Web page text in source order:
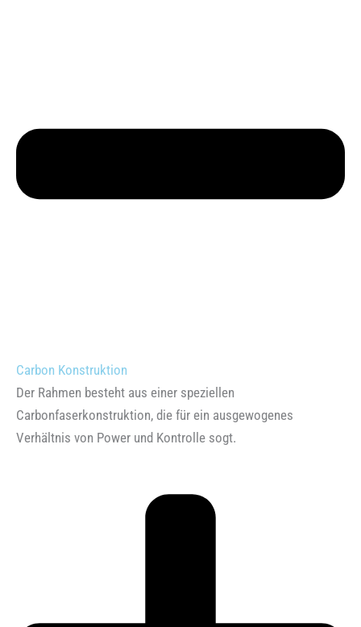
Carbon Konstruktion
Der Rahmen besteht aus einer speziellen
Carbonfaserkonstruktion, die für ein ausgewogenes
Verhältnis von Power und Kontrolle sogt.